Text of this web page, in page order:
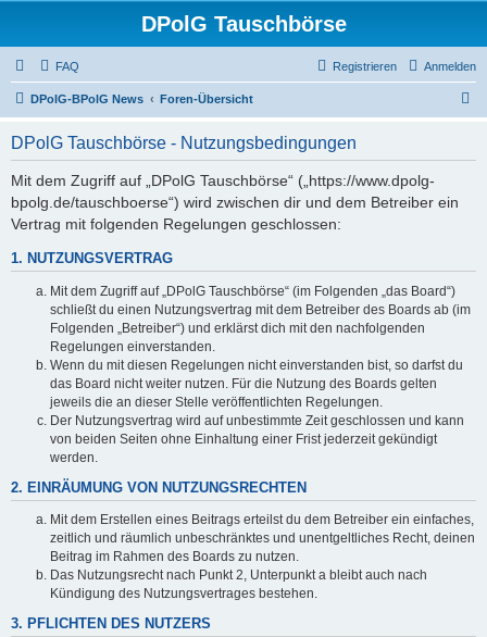
DPolG Tauschbörse
FAQ Anmelden
Registrieren
DPolG-BPolG News Foren-Übersicht
DPolG Tauschbörse - Nutzungsbedingungen
Mit dem Zugriff auf „DPolG Tauschbörse“ („https://www.dpolg-
bpolg.de/tauschboerse“) wird zwischen dir und dem Betreiber ein
Vertrag mit folgenden Regelungen geschlossen:
1. NUTZUNGSVERTRAG
Mit dem Zugriff auf „DPolG Tauschbörse“ (im Folgenden „das Board“)
schließt du einen Nutzungsvertrag mit dem Betreiber des Boards ab (im
Folgenden „Betreiber“) und erklärst dich mit den nachfolgenden
Regelungen einverstanden.
Wenn du mit diesen Regelungen nicht einverstanden bist, so darfst du
das Board nicht weiter nutzen. Für die Nutzung des Boards gelten
jeweils die an dieser Stelle veröffentlichten Regelungen.
Der Nutzungsvertrag wird auf unbestimmte Zeit geschlossen und kann
von beiden Seiten ohne Einhaltung einer Frist jederzeit gekündigt
werden.
2. EINRÄUMUNG VON NUTZUNGSRECHTEN
Mit dem Erstellen eines Beitrags erteilst du dem Betreiber ein einfaches,
zeitlich und räumlich unbeschränktes und unentgeltliches Recht, deinen
Beitrag im Rahmen des Boards zu nutzen.
Das Nutzungsrecht nach Punkt 2, Unterpunkt a bleibt auch nach
Kündigung des Nutzungsvertrages bestehen.
3. PFLICHTEN DES NUTZERS